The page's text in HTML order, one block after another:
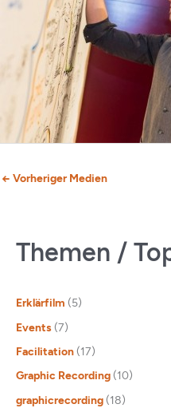
← Vorheriger Medien
Themen /
Erklärfilm (5)
Events (7)
Facilitation (17)
Graphic Recording (10)
graphicrecording (18)